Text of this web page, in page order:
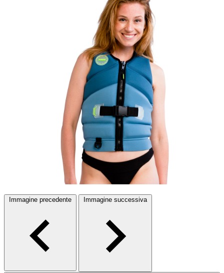
Immagine precedente Immagine successiva